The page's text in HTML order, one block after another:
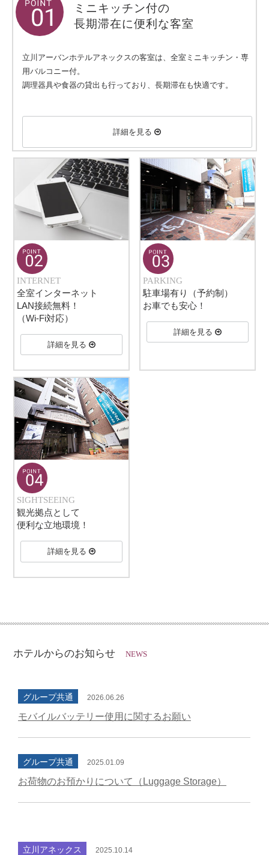
ミニキッチン付の
長期滞在に便利な客室
立川アーバンホテルアネックスの客室は、全室ミニキッチン・専
用バルコニー付。
調理器具や食器の貸出も行っており、長期滞在も快適です。
詳細を見る
INTERNET
全室インターネット
LAN接続無料！
（Wi-Fi対応）
詳細を見る
PARKING
駐車場有り（予約制）
お車でも安心！
詳細を見る
SIGHTSEEING
観光拠点として
便利な立地環境！
詳細を見る
ホテルからのお知らせ NEWS